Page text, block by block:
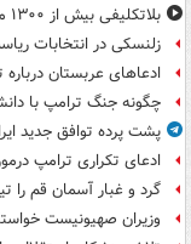
بلاتکلیفی بیش از ۱۳۰۰ مهاجر خردسال در سئوتای اسپانیا
زلنسکی در انتخابات
ادعاهای عربستان
چگونه جنگ ترامپ با
پشت پرده توافق جدید
ادعای تکراری ترامپ
گرد و غبار آسمان قم را
وزیران صهیونیست